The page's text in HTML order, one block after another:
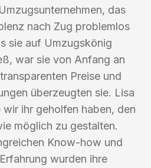
das
nach Zug problemlos
sie auf Umzugskönig
war sie von Anfang an
Preise und
überzeugten sie. Lisa
ihr geholfen haben, den
möglich zu gestalten.
Know-how und
wurden ihre